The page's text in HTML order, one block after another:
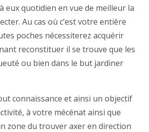
eux quotidien en vue de meilleur la
Au cas où c’est votre entière
poches nécessiterez acquérir
reconstituer il se trouve que les
ou bien dans le but jardiner
connaissance et ainsi un objectif
à votre mécénat ainsi que
zone du trouver axer en direction